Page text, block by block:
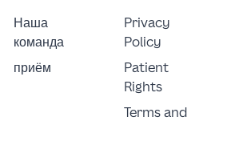
Наша
команда
приём
Privacy
Policy
Patient
Rights
Terms and